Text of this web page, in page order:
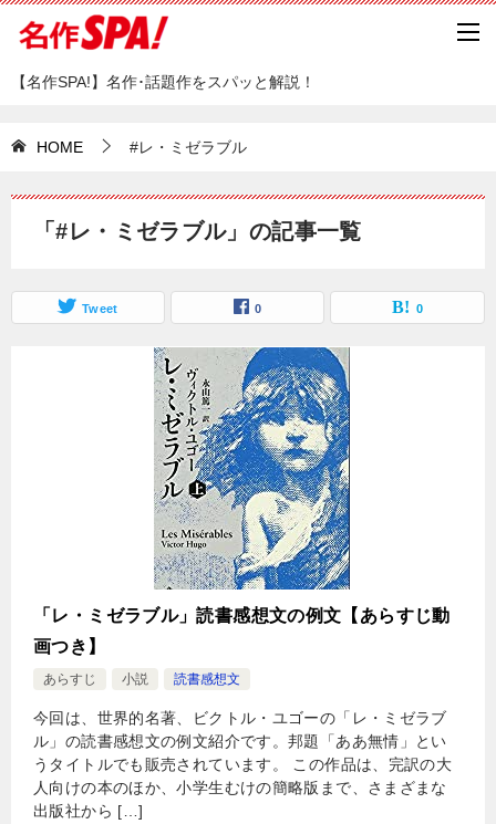
【名作SPA!】名作･話題作をスパッと解説！
HOME #レ・ミゼラブル
「#レ・ミゼラブル」の記事一覧
Tweet 0 0
「レ・ミゼラブル」読書感想文の例文【あらすじ動
画つき】
あらすじ 小説 読書感想文
今回は、世界的名著、ビクトル・ユゴーの「レ・ミゼラブ
ル」の読書感想文の例文紹介です。邦題「ああ無情」とい
うタイトルでも販売されています。 この作品は、完訳の大
人向けの本のほか、小学生むけの簡略版まで、さまざまな
出版社から […]